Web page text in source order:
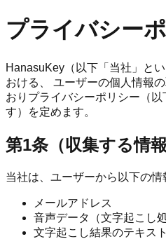
プライバシー
HanasuKey（以下「当社」と
おける、 ユーザーの個人情報
おりプライバシーポリシー（
す）を定めます。
第1条（収集する情報
当社は、ユーザーから以下の情
メールアドレス
音声データ（文字起こし
文字起こし結果のテキス